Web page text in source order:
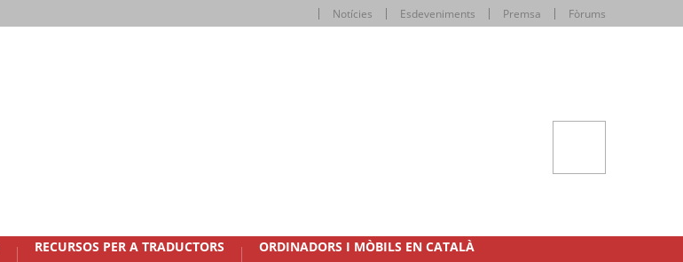
Notícies Esdeveniments Premsa Fòrums
RECURSOS PER A TRADUCTORS ORDINADORS I MÒBILS EN CATALÀ